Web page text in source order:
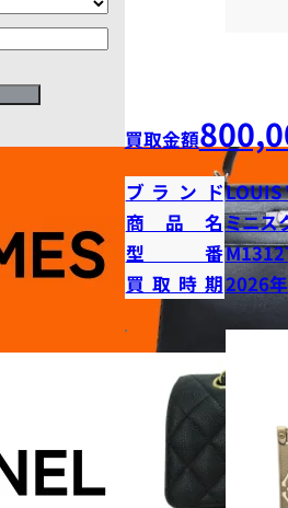
買取金額
ブランドLOUIS
商品名ミニス
型番
買取時期2026